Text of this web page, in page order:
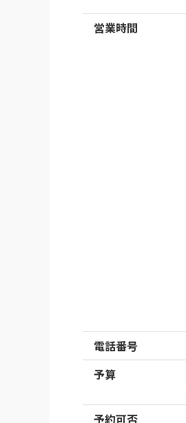
営業時間
電話番号
予算
予約可否